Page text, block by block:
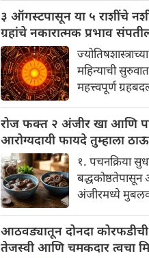
वाजवताना
प्रथा आहे, पण
केला आहे का की
आहे आणि प्रत्येक
आहे? हा केवळ
यामागे खोलवर
श्रद्धा,
वैज्ञानिक
अनोख्या
सविस्तरपणे
३ ऑगस्टपासून या ५ राशींचे
ग्रहांचे नकारात्मक प्रभाव
दिवसांची सुरुवात होईल
महिन्याची
महत्त्वपूर्ण
हालचाल अनेक
सकारात्मक
आहे. विशेषतः ३
अत्यंत दुर्मिळ
ग्रहस्थिती
या दिवशी तयार
ग्रहांची स्थिती
ज्यांचे नशीब
भाग्यवान
रोज फक्त २ अंजीर खा आणि
आरोग्यदायी फायदे तुम्हाला
१. पचनक्रिया
बद्धकोष्ठतेपासून
अंजीरमध्ये मुबलक
बद्धकोष्ठता, गॅस
त्रास होत असेल,
आठवड्यातून दोनदा
तेजस्वी आणि चमकदार त्वचा